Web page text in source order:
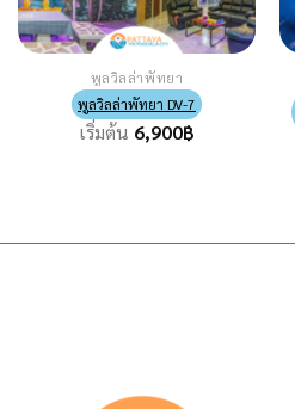
พูลวิลล่าพัทยา
พูลวิลล่าพัทยา DV-7
เริ่มต้น 6,900฿